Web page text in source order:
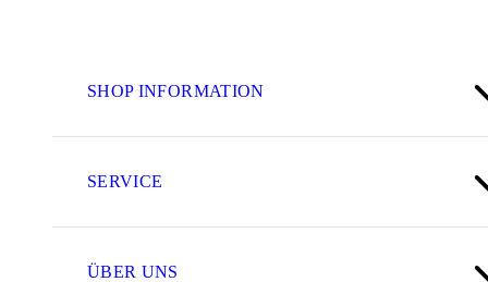
SHOP INFORMATION
SERVICE
ÜBER UNS